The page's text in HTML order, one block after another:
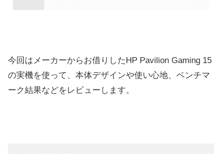
今回はメーカーからお借りしたHP Pavilion Gaming 15
の実機を使って、本体デザインや使い心地、ベンチマ
ーク結果などをレビューします。